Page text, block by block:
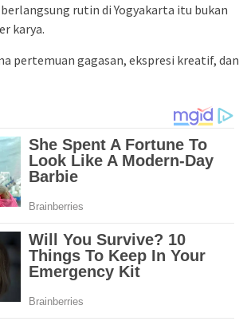
rutin di Yogyakarta itu bukan
karya.
pertemuan gagasan, ekspresi kreatif, dan